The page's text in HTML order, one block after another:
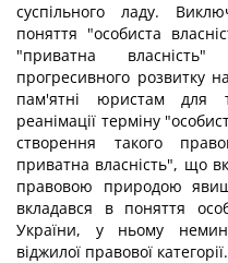
суспільного ладу.
поняття "особиста
"приватна
прогресивного розвитку
пам'ятні юристам для
реанімації терміну
створення такого
приватна власність", що
правовою природою
вкладався в поняття
України, у ньому
віджилої правової категорії.